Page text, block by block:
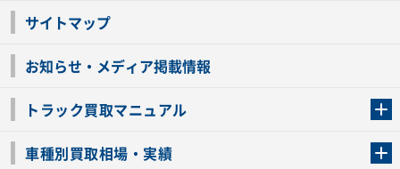
サイトマップ
お知らせ・メディア掲載情報
トラック買取マニュアル
車種別買取相場・実績